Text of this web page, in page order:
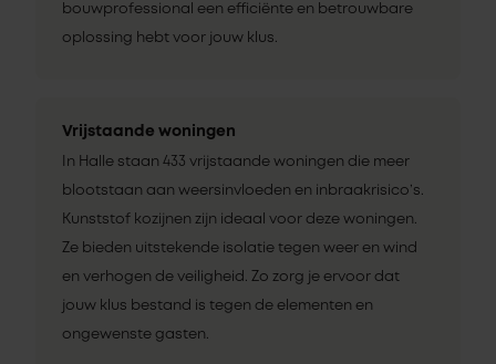
bouwprofessional een efficiënte en betrouwbare
oplossing hebt voor jouw klus.
Vrijstaande woningen
In Halle staan 433 vrijstaande woningen die meer
blootstaan aan weersinvloeden en inbraakrisico’s.
Kunststof kozijnen zijn ideaal voor deze woningen.
Ze bieden uitstekende isolatie tegen weer en wind
en verhogen de veiligheid. Zo zorg je ervoor dat
jouw klus bestand is tegen de elementen en
ongewenste gasten.